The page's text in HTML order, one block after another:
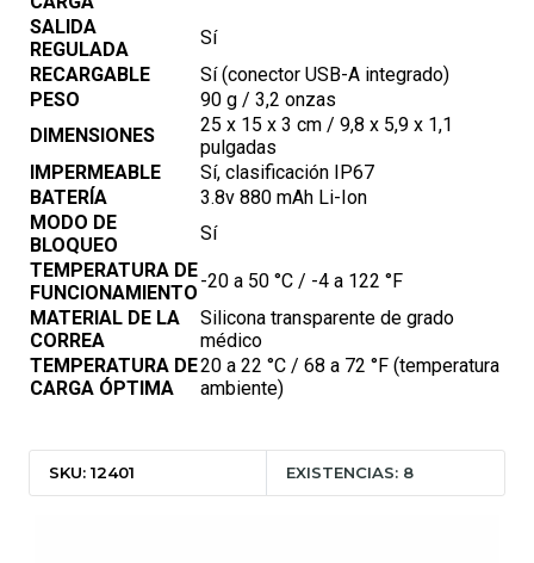
SALIDA
REGULADA
Sí
RECARGABLE
Sí (conector USB-A integrado)
PESO
90 g / 3,2 onzas
DIMENSIONES
25 x 15 x 3 cm / 9,8 x 5,9 x 1,1
pulgadas
IMPERMEABLE
Sí, clasificación IP67
BATERÍA
3.8v 880 mAh Li-Ion
MODO DE
BLOQUEO
Sí
TEMPERATURA DE
FUNCIONAMIENTO
-20 a 50 °C / -4 a 122 °F
MATERIAL DE LA
CORREA
Silicona transparente de grado
médico
TEMPERATURA DE
CARGA ÓPTIMA
20 a 22 °C / 68 a 72 °F (temperatura
ambiente)
SKU: 12401 EXISTENCIAS: 8